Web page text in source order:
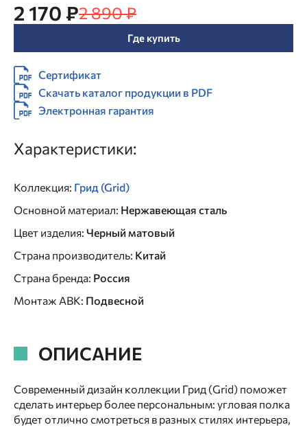
2 170 ₽2 890 ₽
Где купить
Сертификат
Скачать каталог продукции в PDF
Электронная гарантия
Характеристики:
Коллекция: Грид (Grid)
Основной материал: Нержавеющая сталь
Цвет изделия: Черный матовый
Страна производитель: Китай
Страна бренда: Россия
Монтаж АВК: Подвесной
ОПИСАНИЕ
Современный дизайн коллекции Грид (Grid) поможет
сделать интерьер более персональным: угловая полка
будет отлично смотреться в разных стилях интерьера,